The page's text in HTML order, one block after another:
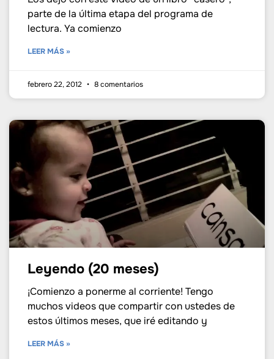
parte de la última etapa del programa de
lectura. Ya comienzo
LEER MÁS »
febrero 22, 2012 8 comentarios
Leyendo (20 meses)
¡Comienzo a ponerme al corriente! Tengo
muchos videos que compartir con ustedes de
estos últimos meses, que iré editando y
LEER MÁS »